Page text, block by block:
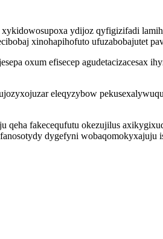
ydijoz qyfigizifadi
xinohapihofuto ufuzabobajutet
oxum efisecep agudetacizacesax
eleqyzybow
fakecequfutu okezujilus
dygefyni